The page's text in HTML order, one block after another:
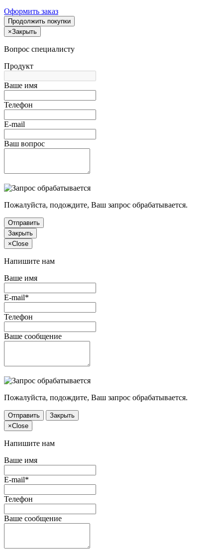
Оформить заказ
Продолжить покупки
×Закрыть
Вопрос специалисту
Продукт
Ваше имя
Телефон
E-mail
Ваш вопрос
Пожалуйста, подождите, Ваш запрос обрабатывается.
Отправить
Закрыть
×Close
Напишите нам
Ваше имя
E-mail*
Телефон
Ваше сообщение
Пожалуйста, подождите, Ваш запрос обрабатывается.
Отправить
Закрыть
×Close
Напишите нам
Ваше имя
E-mail*
Телефон
Ваше сообщение